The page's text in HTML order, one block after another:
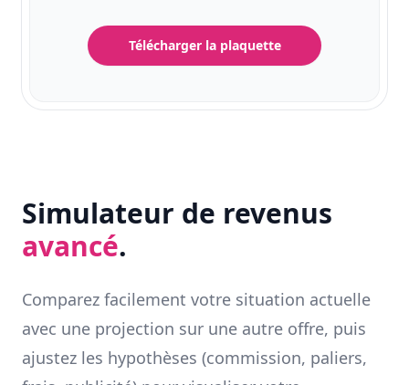
Télécharger la plaquette
Simulateur de revenus
avancé.
Comparez facilement votre situation actuelle
avec une projection sur une autre offre, puis
ajustez les hypothèses (commission, paliers,